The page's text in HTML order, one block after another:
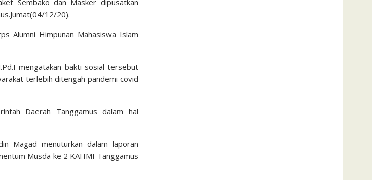
Sembako dan Masker dipusatkan
12/20).
Alumni Himpunan Mahasiswa Islam
mengatakan bakti sosial tersebut
terlebih ditengah pandemi covid
Daerah Tanggamus dalam hal
Magad menuturkan dalam laporan
Musda ke 2 KAHMI Tanggamus